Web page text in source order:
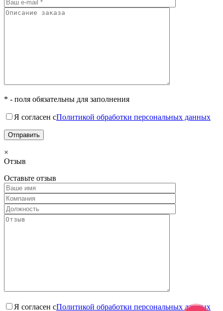
* - поля обязательны для заполнения
Я согласен сПолитикой обработки персональных данных
×
Отзыв
Оставьте отзыв
Я согласен сПолитикой обработки персональных данных